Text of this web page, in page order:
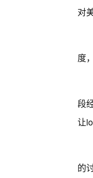
对
度
段
让
的